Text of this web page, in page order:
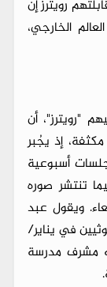
رويترز إن
الخارجي،
"رويترز"، أن
إذ يجُبر
أسبوعية
تنتشر صوره
ويقول عبد
في يناير/
مشرف مدرسة